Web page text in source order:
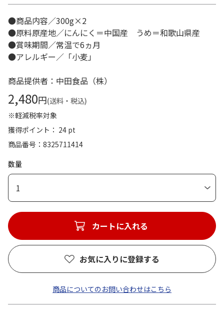
●商品内容／300g×2
●原料原産地／にんにく＝中国産 うめ＝和歌山県産
●賞味期間／常温で6ヵ月
●アレルギー／「小麦」
商品提供者：中田食品（株）
2,480円(送料・税込)
※軽減税率対象
獲得ポイント： 24 pt
商品番号
8325711414
数量
1
カートに入れる
お気に入りに登録する
商品についてのお問い合わせはこちら